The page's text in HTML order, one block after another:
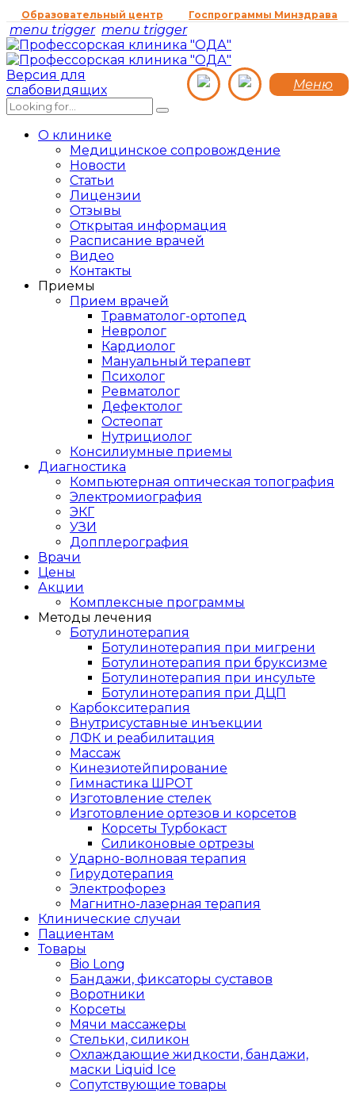
Образовательный центр Госпрограммы Минздрава
menu trigger menu trigger
Меню
Версия для
слабовидящих
О клинике
Медицинское сопровождение
Новости
Статьи
Лицензии
Отзывы
Открытая информация
Расписание врачей
Видео
Контакты
Приемы
Прием врачей
Травматолог-ортопед
Невролог
Кардиолог
Мануальный терапевт
Психолог
Ревматолог
Дефектолог
Остеопат
Нутрициолог
Консилиумные приемы
Диагностика
Компьютерная оптическая топография
Электромиография
ЭКГ
УЗИ
Допплерография
Врачи
Цены
Акции
Комплексные программы
Методы лечения
Ботулинотерапия
Ботулинотерапия при мигрени
Ботулинотерапия при бруксизме
Ботулинотерапия при инсульте
Ботулинотерапия при ДЦП
Карбокситерапия
Внутрисуставные инъекции
ЛФК и реабилитация
Массаж
Кинезиотейпирование
Гимнастика ШРОТ
Изготовление стелек
Изготовление ортезов и корсетов
Корсеты Турбокаст
Силиконовые ортрезы
Ударно-волновая терапия
Гирудотерапия
Электрофорез
Магнитно-лазерная терапия
Клинические случаи
Пациентам
Товары
Bio Long
Бандажи, фиксаторы суставов
Воротники
Корсеты
Мячи массажеры
Стельки, силикон
Охлаждающие жидкости, бандажи,
маски Liquid Ice
Сопутствующие товары